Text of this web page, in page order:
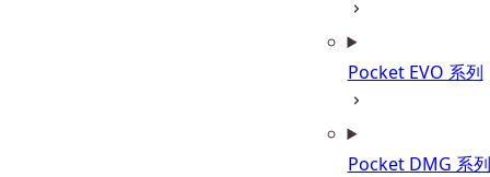
Pocket EVO 系列
Pocket DMG 系列